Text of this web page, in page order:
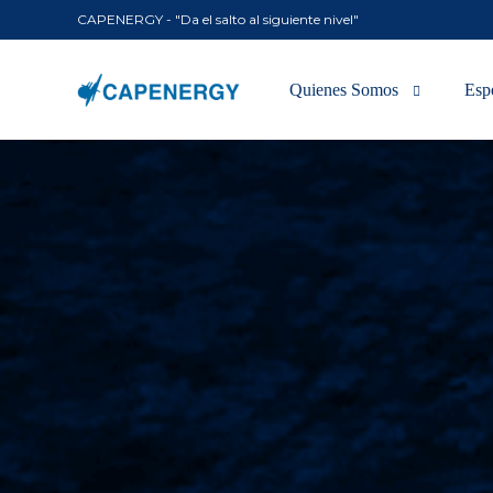
CAPENERGY - "Da el salto al siguiente nivel"
Quienes Somos
En los medios